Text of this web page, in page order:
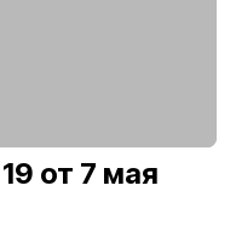
от 7 мая